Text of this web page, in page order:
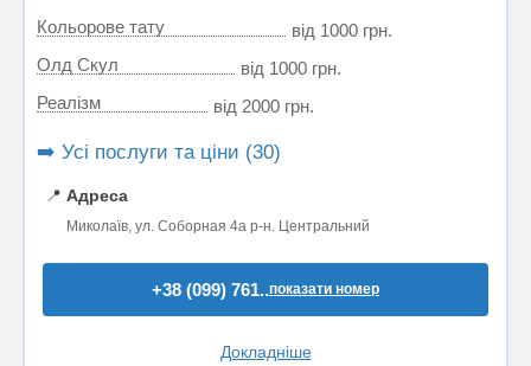
Кольорове тату
від 1000 грн.
Олд Скул
від 1000 грн.
Реалізм
від 2000 грн.
➡️ Усі послуги та ціни (30)
📍 Адреса
Миколаїв, ул. Соборная 4а р-н. Центральний
+38 (099) 761..показати номер
Докладніше